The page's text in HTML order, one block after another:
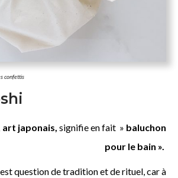
confettis
art japonais, signifie en fait » baluchon
pour le bain ».
question de tradition et de rituel, car à